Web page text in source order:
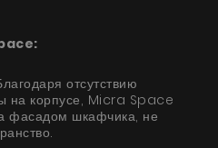
отсутствию
на корпусе, Micra Space
фасадом шкафчика, не